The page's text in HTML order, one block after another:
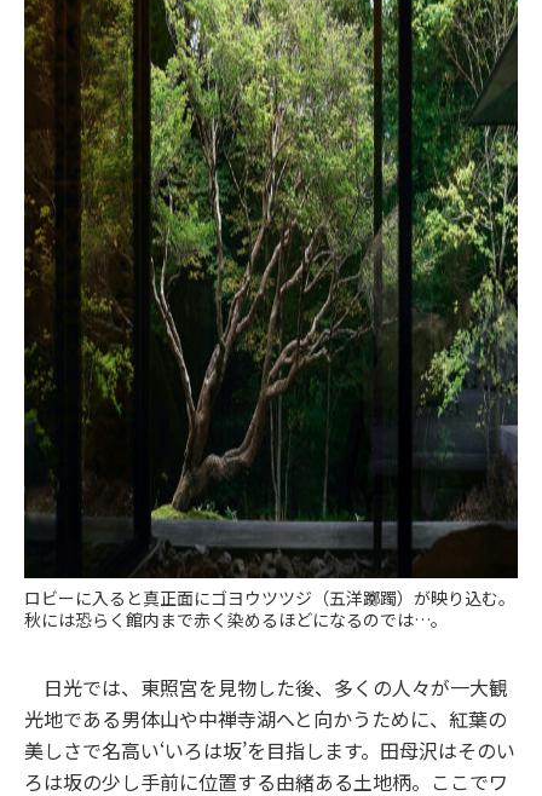
ロビーに入ると真正面にゴヨウツツジ（五洋躑躅）が映り込む。
秋には恐らく館内まで赤く染めるほどになるのでは…。
日光では、東照宮を見物した後、多くの人々が一大観
光地である男体山や中禅寺湖へと向かうために、紅葉の
美しさで名高い‘いろは坂’を目指します。田母沢はそのい
ろは坂の少し手前に位置する由緒ある土地柄。ここでワ